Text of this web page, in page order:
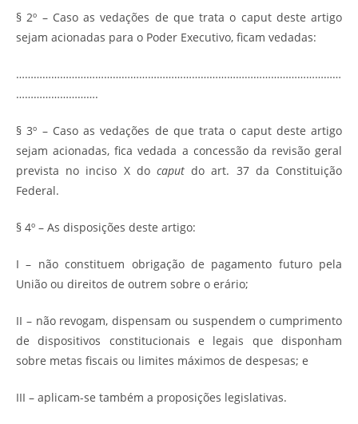
§ 2º – Caso as vedações de que trata o caput deste artigo
sejam acionadas para o Poder Executivo, ficam vedadas:
…………………………………………………………………………………………………
……………………….
§ 3º – Caso as vedações de que trata o caput deste artigo
sejam acionadas, fica vedada a concessão da revisão geral
prevista no inciso X do caput do art. 37 da Constituição
Federal.
§ 4º – As disposições deste artigo:
I – não constituem obrigação de pagamento futuro pela
União ou direitos de outrem sobre o erário;
II – não revogam, dispensam ou suspendem o cumprimento
de dispositivos constitucionais e legais que disponham
sobre metas fiscais ou limites máximos de despesas; e
III – aplicam-se também a proposições legislativas.